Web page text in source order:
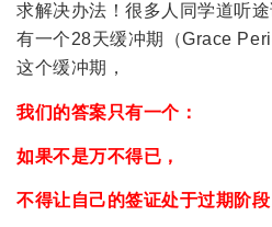
求解决办法！很多人同学道听
有一个28天缓冲期（Grace
这个缓冲期，
我们的答案只有一个：
如果不是万不得已，
不得让自己的签证处于过期阶段